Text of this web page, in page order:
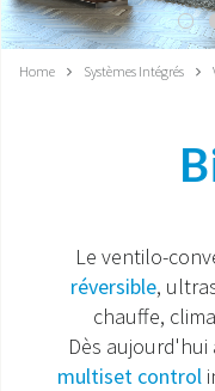
CHAUFFAGE
MONDE OS
SAV ET GARANTIE
Home Systèmes Intégrés
Le ventilo-
réversible,
chauffe,
Dès aujourd'hui
multiset control